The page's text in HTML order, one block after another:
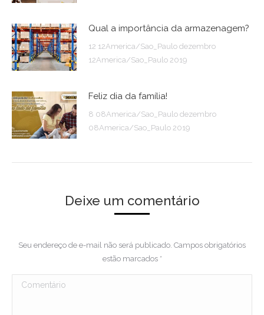
Qual a importância da armazenagem?
12 12America/Sao_Paulo dezembro
12America/Sao_Paulo 2019
Feliz dia da família!
8 08America/Sao_Paulo dezembro
08America/Sao_Paulo 2019
Deixe um comentário
Seu endereço de e-mail não será publicado. Campos obrigatórios
estão marcados *
Comentário